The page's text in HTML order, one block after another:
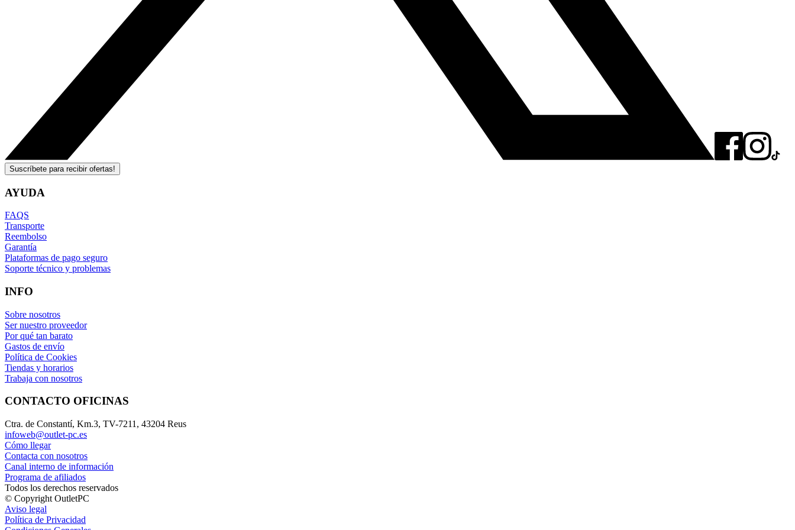
Suscríbete para recibir ofertas!
AYUDA
FAQS
Transporte
Reembolso
Garantía
Plataformas de pago seguro
Soporte técnico y problemas
INFO
Sobre nosotros
Ser nuestro proveedor
Por qué tan barato
Gastos de envío
Política de Cookies
Tiendas y horarios
Trabaja con nosotros
CONTACTO OFICINAS
Ctra. de Constantí, Km.3, TV-7211, 43204 Reus
infoweb@outlet-pc.es
Cómo llegar
Contacta con nosotros
Canal interno de información
Programa de afiliados
Todos los derechos reservados
© Copyright OutletPC
Aviso legal
Política de Privacidad